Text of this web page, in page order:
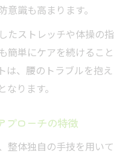
たい注意点
ための確認ポイント
選びで重視したい要
を見極めるコツ
と納得できる判断軸
識も高まります。
たストレッチや体操の指
簡単にケアを続けること
は、腰のトラブルを抱え
ります。
プローチの特徴
整体独自の手技を用いて